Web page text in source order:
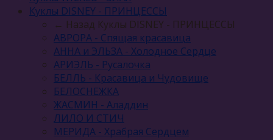
Куклы DISNEY - ПРИНЦЕССЫ
← Назад Куклы DISNEY - ПРИНЦЕССЫ
АВРОРА - Спящая красавица
АННА и ЭЛЬЗА - Холодное Сердце
АРИЭЛЬ - Русалочка
БЕЛЛЬ - Красавица и Чудовище
БЕЛОСНЕЖКА
ЖАСМИН - Аладдин
ЛИЛО И СТИЧ
МЕРИДА - Храбрая Сердцем